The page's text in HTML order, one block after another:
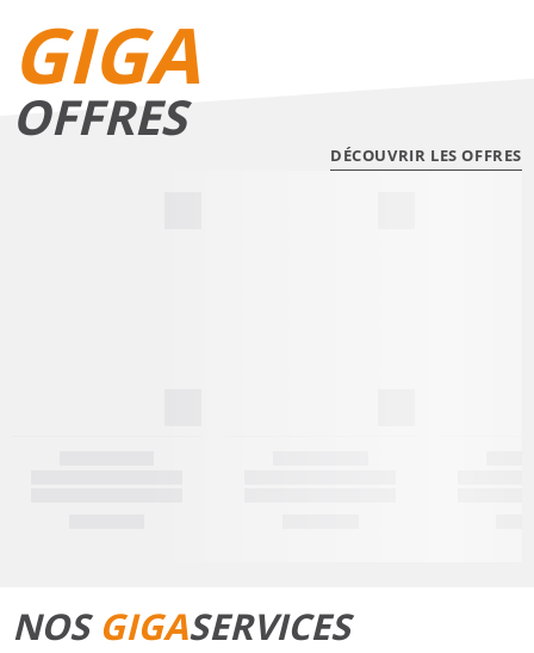
GIGA
OFFRES
DÉCOUVRIR LES OFFRES
NOS GIGASERVICES